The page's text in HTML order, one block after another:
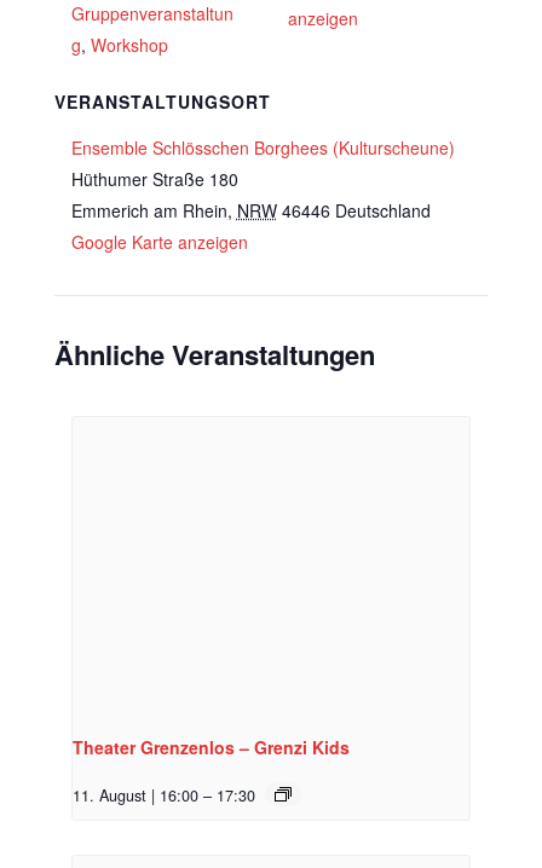
Gruppenveranstaltun
g, Workshop
VERANSTALTUNGSORT
Ensemble Schlösschen Borghees (Kulturscheune)
Hüthumer Straße 180
Emmerich am Rhein, NRW 46446 Deutschland
Google Karte anzeigen
anzeigen
Ähnliche Veranstaltungen
Theater Grenzenlos – Grenzi Kids
11. August | 16:00 – 17:30